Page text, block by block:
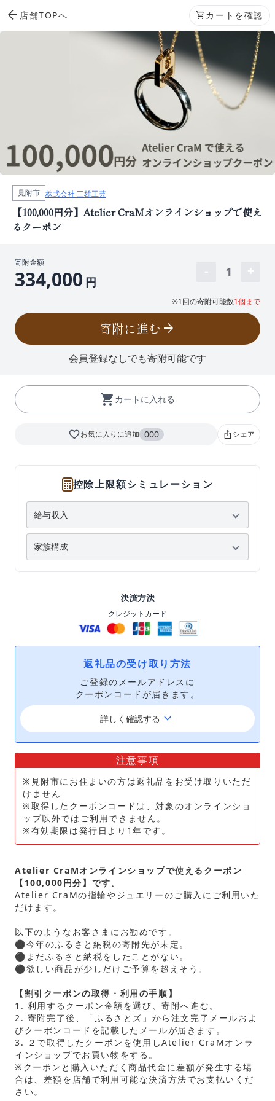
arrow_back 店舗TOPへ shopping_cart カートを確認
見附市 株式会社 三雄工芸
【100,000円分】Atelier CraMオンラインショップで使え
るクーポン
寄附金額
334,000 円
1
※1回の寄附可能数1個まで
寄附に進む arrow_forward
会員登録なしでも寄附可能です
shopping_cart カートに入れる
favorite_borderお気に入りに追加 000 ios_shareシェア
控除上限額シミュレーション
決済方法
クレジットカード
返礼品の受け取り方法
ご登録のメールアドレスに
クーポンコードが届きます。
詳しく確認する keyboard_arrow_down
注意事項
※見附市にお住まいの方は返礼品をお受け取りいただ
けません
※取得したクーポンコードは、対象のオンラインショ
ップ以外ではご利用できません。
※有効期限は発行日より1年です。
Atelier CraMオンラインショップで使えるクーポン
【100,000円分】です。
Atelier CraMの指輪やジュエリーのご購入にご利用いた
だけます。
以下のようなお客さまにお勧めです。
⚫︎今年のふるさと納税の寄附先が未定。
⚫︎まだふるさと納税をしたことがない。
⚫︎欲しい商品が少しだけご予算を超えそう。
【割引クーポンの取得・利用の手順】
1. 利用するクーポン金額を選び、寄附へ進む。
2. 寄附完了後、「ふるさとズ」から注文完了メールおよ
びクーポンコードを記載したメールが届きます。
3. ２で取得したクーポンを使用しAtelier CraMオンラ
インショップでお買い物をする。
※クーポンと購入いただく商品代金に差額が発生する場
合は、差額を店舗で利用可能な決済方法でお支払いくだ
さい。